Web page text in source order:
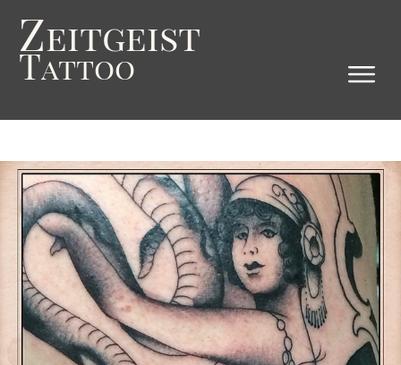
Zeitgeist
Tattoo